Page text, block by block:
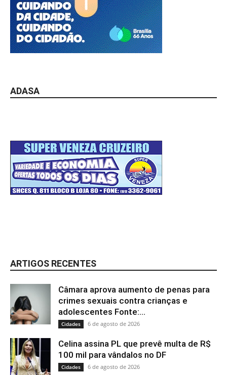
ADASA
ARTIGOS RECENTES
Câmara aprova aumento de penas para
crimes sexuais contra crianças e
adolescentes Fonte:...
Cidades 6 de agosto de 2026
Celina assina PL que prevê multa de R$
100 mil para vândalos no DF
Cidades 6 de agosto de 2026